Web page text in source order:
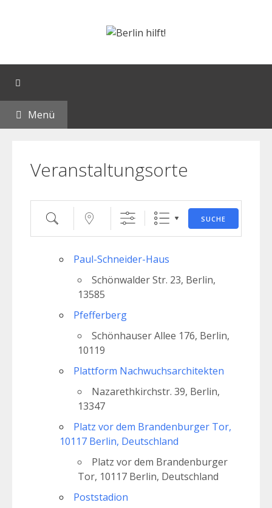
Menü
Veranstaltungsorte
SUCHE
mit vielen Veranstaltungen?
Paul-Schneider-Haus
Schönwalder Str. 23, Berlin,
13585
Pfefferberg
Schönhauser Allee 176, Berlin,
10119
Plattform Nachwuchsarchitekten
Nazarethkirchstr. 39, Berlin,
13347
Platz vor dem Brandenburger Tor,
10117 Berlin, Deutschland
Platz vor dem Brandenburger
Tor, 10117 Berlin, Deutschland
Poststadion